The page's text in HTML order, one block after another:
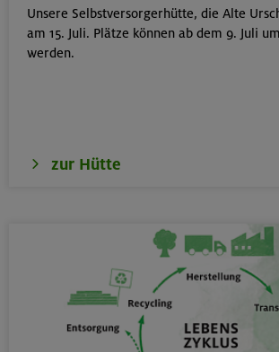
21./22./23.08.26
22./23.08.26
Unsere Selbstversorgerhütte, die Alte
am 15. Juli. Plätze können ab dem 9. Juli
werden.
zur Hütte